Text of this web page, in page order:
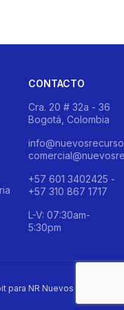
CONTACTO
Cra. 20 # 32a - 36
Bogotá, Colombia
+57 601 3402425 -
+57 310 867 1717
L-V: 07:30am-
5:30pm
NR Nuevos Recursos